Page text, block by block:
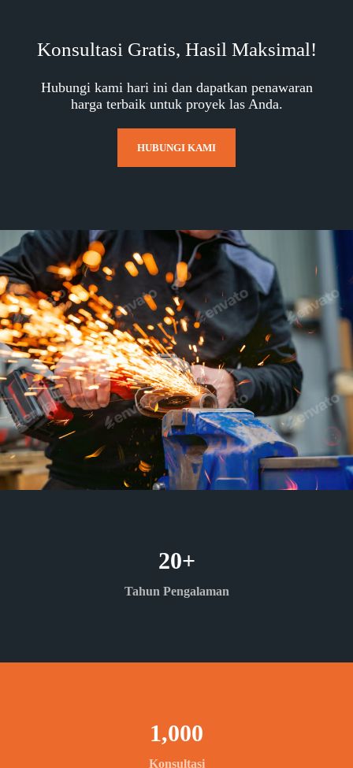
Konsultasi Gratis, Hasil Maksimal!
Hubungi kami hari ini dan dapatkan penawaran
harga terbaik untuk proyek las Anda.
HUBUNGI KAMI
Tahun Pengalaman
20+
Konsultasi
1,000